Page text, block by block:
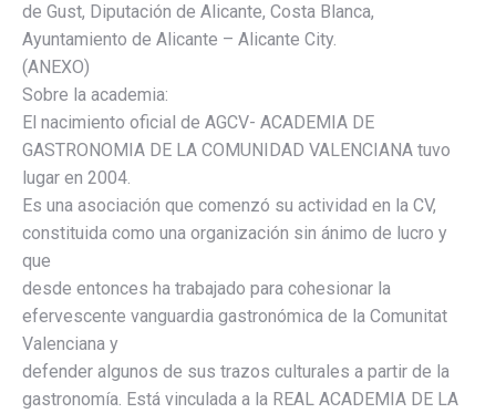
de Gust, Diputación de Alicante, Costa Blanca,
Ayuntamiento de Alicante – Alicante City.
(ANEXO)
Sobre la academia:
El nacimiento oficial de AGCV- ACADEMIA DE
GASTRONOMIA DE LA COMUNIDAD VALENCIANA tuvo
lugar en 2004.
Es una asociación que comenzó su actividad en la CV,
constituida como una organización sin ánimo de lucro y
que
desde entonces ha trabajado para cohesionar la
efervescente vanguardia gastronómica de la Comunitat
Valenciana y
defender algunos de sus trazos culturales a partir de la
gastronomía. Está vinculada a la REAL ACADEMIA DE LA